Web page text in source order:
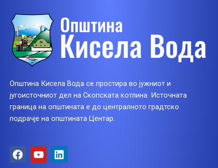
Општина Кисела Вода се простира во јужниот и
југоисточниот дел на Скопската котлина. Источната
граница на општината е до централното градтско
подрачје на општината Центар.
F
a
Y
o
L
i